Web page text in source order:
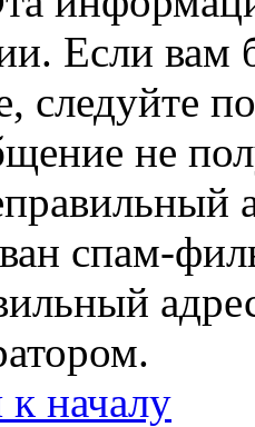
Если
следуйте
не
спам-
началу